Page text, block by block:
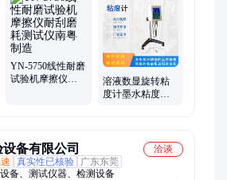
YN-5750线性耐磨
试验机摩擦仪耐
溶液数显旋转粘
度计墨水粘度测
备有限公司
洽谈
真实性已核验
广东东莞
备、测试仪器、检测设备